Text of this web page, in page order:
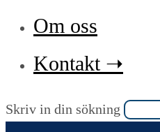
Om oss
Kontakt ➝
Sök
Skriv in din sökning